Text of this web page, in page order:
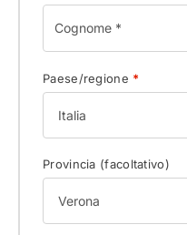
Paese/regione *
Provincia (facoltativo)